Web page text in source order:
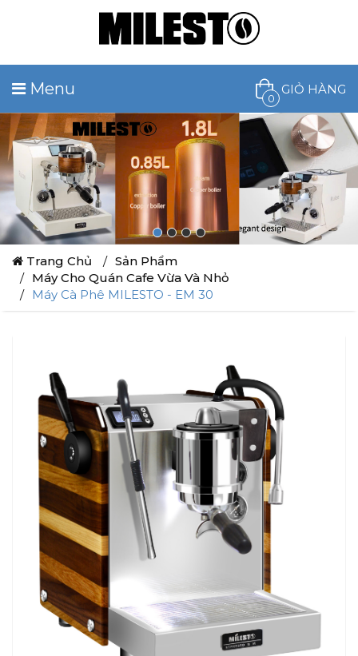
Menu 0
GIỎ HÀNG
Trang Chủ
Sản Phẩm
Máy Cho Quán Cafe Vừa Và Nhỏ
Máy Cà Phê MILESTO - EM 30